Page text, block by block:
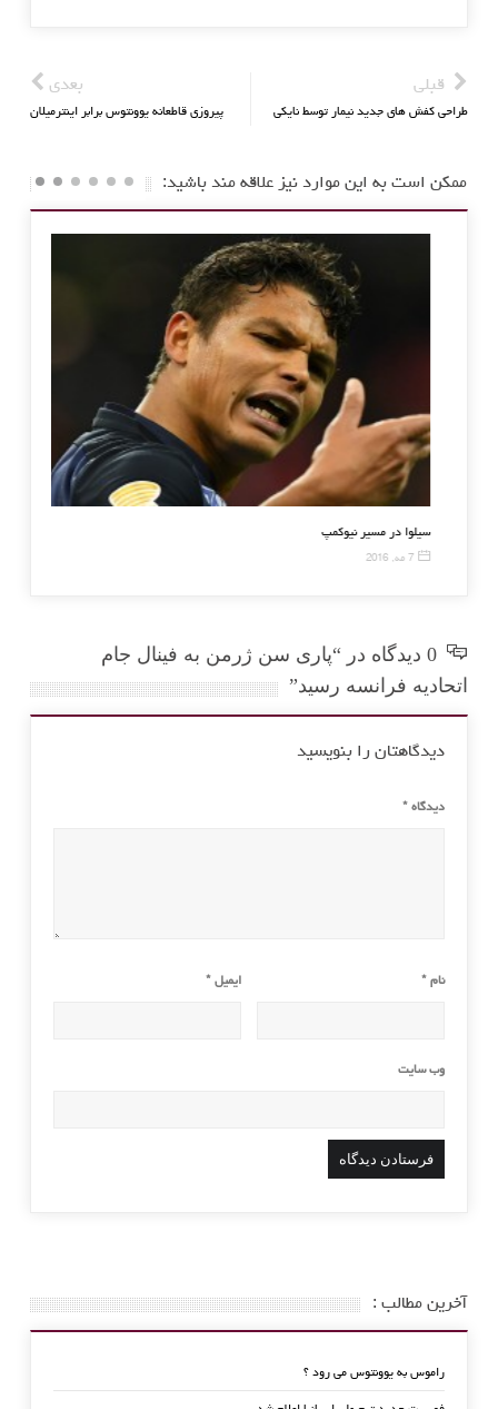
قبلی
طراحی کفش های جدید نیمار توسط نایکی
بعدی
پیروزی قاطعانه یوونتوس برابر اینترمیلان
ممکن است به این موارد نیز علاقه مند باشید:
ضربات پنالتی اسپانیا را حذف کرد
0 دیدگاه در “پاری سن ژرمن به فینال جام
اتحادیه فرانسه رسید”
دیدگاهتان را بنویسید
دیدگاه *
نام * ایمیل*
وب‌ سایت
آخرین مطالب :
راموس به یوونتوس می رود ؟